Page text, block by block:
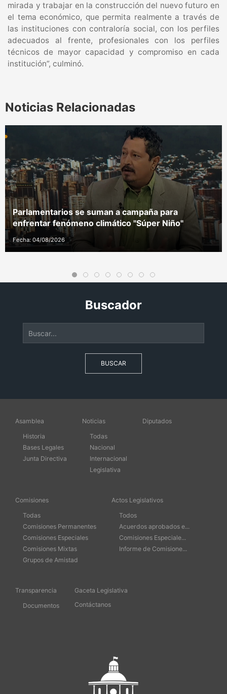
mirada y trabajar en la construcción del nuevo futuro en
el tema económico, que permita realmente a través de
las instituciones con contraloría social, con los perfiles
adecuados al frente, profesionales con los perfiles
técnicos de mayor capacidad y compromiso en cada
institución”, culminó.
Noticias Relacionadas
Parlamentarios se suman a campaña para
enfrentar fenómeno climático "Súper Niño"
Fecha: 04/08/2026
Buscador
BUSCAR
Asamblea
Historia
Bases Legales
Junta Directiva
Noticias
Todas
Nacional
Internacional
Legislativa
Diputados
Comisiones
Todas
Comisiones Permanentes
Comisiones Especiales
Comisiones Mixtas
Grupos de Amistad
Actos Legislativos
Todos
Acuerdos aprobados e...
Comisiones Especiale...
Informe de Comisione...
Transparencia
Documentos
Gaceta Legislativa
Contáctanos